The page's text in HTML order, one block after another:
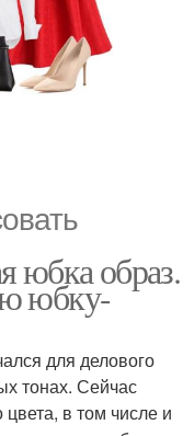
юбка образ.
юбку-
для делового
тонах. Сейчас
в том числе и